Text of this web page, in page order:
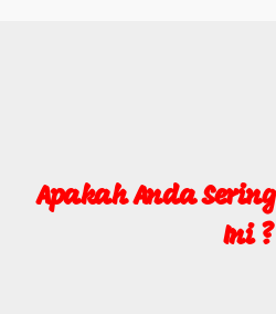
Apakah Anda
Ini ?